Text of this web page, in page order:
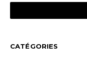
CATÉGORIES